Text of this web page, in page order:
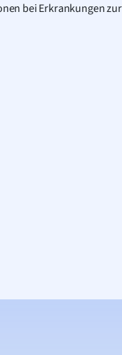
bei Erkrankungen